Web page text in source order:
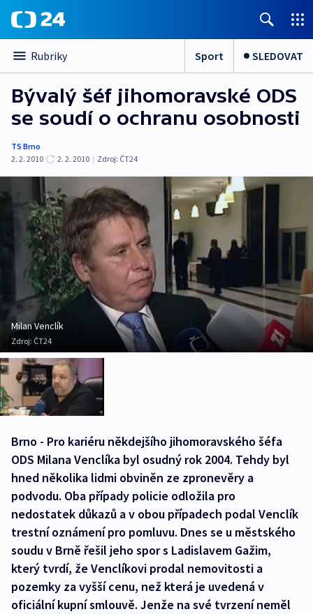
Rubriky Sport SLEDOVAT
Bývalý šéf jihomoravské ODS
se soudí o ochranu osobnosti
TS Brno
2. 2. 2010
2. 2. 2010 | Zdroj: ČT24
Milan Venclík
Zdroj: ČT24
Brno - Pro kariéru někdejšího jihomoravského šéfa
ODS Milana Venclíka byl osudný rok 2004. Tehdy byl
hned několika lidmi obviněn ze zpronevěry a
podvodu. Oba případy policie odložila pro
nedostatek důkazů a v obou případech podal Venclík
trestní oznámení pro pomluvu. Dnes se u městského
soudu v Brně řešil jeho spor s Ladislavem Gažim,
který tvrdí, že Venclíkovi prodal nemovitosti a
pozemky za vyšší cenu, než která je uvedená v
oficiální kupní smlouvě. Jenže na své tvrzení neměl